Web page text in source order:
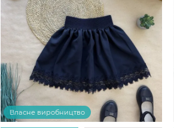
Власне виробництво